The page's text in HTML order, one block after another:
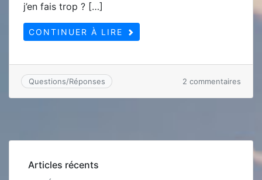
j’en fais trop ? […]
CONTINUER À LIRE
Questions/Réponses 2 commentaires
Articles récents